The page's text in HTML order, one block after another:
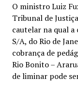
O ministro Luiz
Tribunal de
cautelar na qual a
S/A, do Rio de
cobrança de
Rio Bonito –
de liminar pode